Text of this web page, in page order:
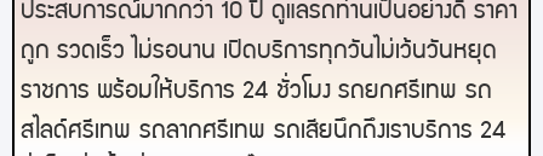
ประสบการณ์มากกว่า 10 ปี ดูแลรถท่านเป็นอย่างดี ราคา
ถูก รวดเร็ว ไม่รอนาน เปิดบริการทุกวันไม่เว้นวันหยุด
ราชการ พร้อมให้บริการ 24 ชั่วโมง รถยกศรีเทพ รถ
สไลด์ศรีเทพ รถลากศรีเทพ รถเสียนึกถึงเราบริการ 24